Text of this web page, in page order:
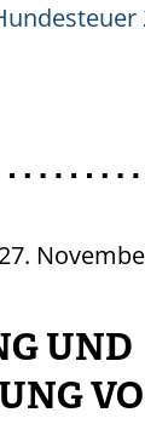
27.
UND